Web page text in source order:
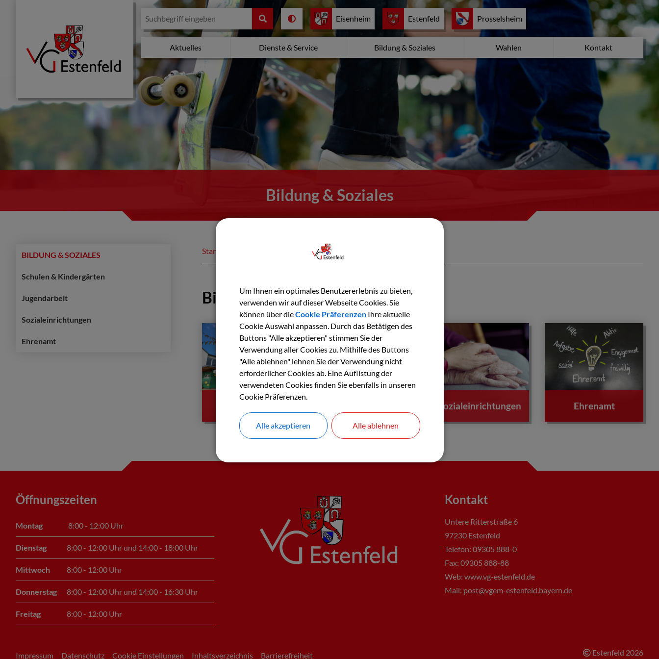
Aktuelles Dienste & Service Bildung & Soziales Wahlen Kontakt
Eisenheim Estenfeld Prosselsheim
Bildung & Soziales
BILDUNG & SOZIALES
Schulen & Kindergärten
Jugendarbeit
Sozialeinrichtungen
Ehrenamt
Startseite
Bildung & Soziales
Schulen &
Kindergärten
Sozialeinrichtungen Ehrenamt
Öffnungszeiten
Montag 8:00 - 12:00 Uhr
Dienstag 8:00 - 12:00 Uhr und 14:00 - 18:00 Uhr
Mittwoch 8:00 - 12:00 Uhr
Donnerstag 8:00 - 12:00 Uhr und 14:00 - 16:30 Uhr
Freitag 8:00 - 12:00 Uhr
Kontakt
Untere Ritterstraße 6
97230 Estenfeld
Telefon: 09305 888-0
Fax: 09305 888-88
Web: www.vg-estenfeld.de
Mail: post@vgem-estenfeld.bayern.de
Impressum Datenschutz Cookie Einstellungen Inhaltsverzeichnis Barrierefreiheit Estenfeld 2026
Um Ihnen ein optimales Benutzererlebnis zu bieten,
verwenden wir auf dieser Webseite Cookies. Sie
können über dieCookie PräferenzenIhre aktuelle
Cookie Auswahl anpassen. Durch das Betätigen des
Buttons "Alle akzeptieren" stimmen Sie der
Verwendung aller Cookies zu. Mithilfe des Buttons
"Alle ablehnen" lehnen Sie der Verwendung nicht
erforderlicher Cookies ab. Eine Auflistung der
verwendeten Cookies finden Sie ebenfalls in unseren
Cookie Präferenzen.
Alle akzeptieren Alle ablehnen